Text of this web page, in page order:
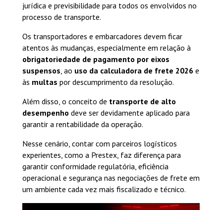
jurídica e previsibilidade para todos os envolvidos no
processo de transporte.
Os transportadores e embarcadores devem ficar
atentos às mudanças, especialmente em relação à
obrigatoriedade de pagamento por eixos
suspensos, ao uso da calculadora de frete 2026e
às multas por descumprimento da resolução.
Além disso, o conceito de transporte de alto
desempenho deve ser devidamente aplicado para
garantir a rentabilidade da operação.
Nesse cenário, contar com parceiros logísticos
experientes, como a Prestex, faz diferença para
garantir conformidade regulatória, eficiência
operacional e segurança nas negociações de frete em
um ambiente cada vez mais fiscalizado e técnico.